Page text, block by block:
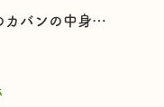
の中身チェック